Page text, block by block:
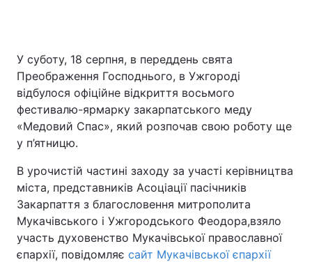
Головна Війна
Економіка Світ
Спорт Наука
Техно і зв'язок Лайт
У суботу, 18 серпня, в переддень свята
Преображення Господнього, в Ужгороді
відбулося офіційне відкриття восьмого
фестивалю-ярмарку закарпатського меду
«Медовий Спас», який розпочав свою роботу ще
у п’ятницю.
В урочистій частині заходу за участі керівництва
міста, представників Асоціації пасічників
Закарпаття з благословення митрополита
Мукачівського і Ужгородського Феодора,взяло
участь духовенство Мукачівської православної
єпархії, повідомляє сайт Мукачівської єпархії